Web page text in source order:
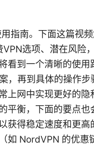
指南。下面这篇视
选项、潜在风险
看到一个清晰的使用
，再到具体的操作步
上网中实现更好的隐
平衡，下面的要点也
获得稳定速度和更高
如 NordVPN 的优惠